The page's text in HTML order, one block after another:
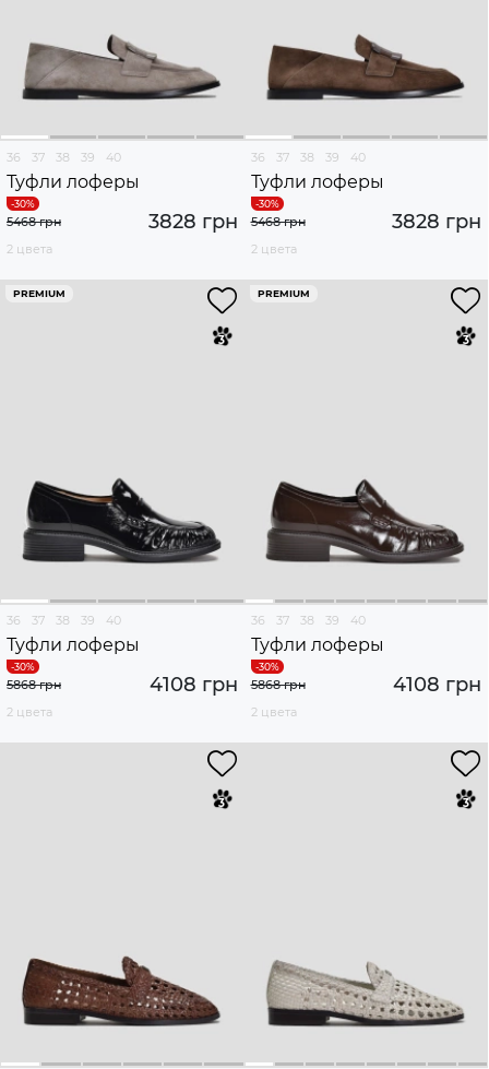
36 37 38 39 40
Туфли лоферы
3828 грн
5468 грн
2 цвета
36 37 38 39 40
Туфли лоферы
3828 грн
5468 грн
2 цвета
PREMIUM
36 37 38 39 40
Туфли лоферы
4108 грн
5868 грн
2 цвета
PREMIUM
36 37 38 39 40
Туфли лоферы
4108 грн
5868 грн
2 цвета